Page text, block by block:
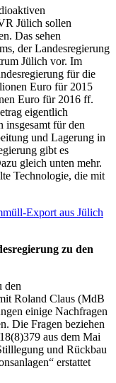
Jülich sollen
Das sehen
der Landesregierung
Jülich vor. Im
für die
Euro für 2015
Euro für 2016 ff.
eigentlich
insgesamt für den
und Lagerung in
gibt es
gleich unten mehr.
Technologie, die mit
Export aus Jülich
zu den
den
Roland Claus (MdB
einige Nachfragen
Die Fragen beziehen
aus dem Mai
und Rückbau
erstattet